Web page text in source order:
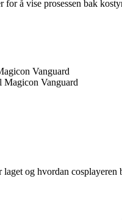
å vise prosessen bak
Vanguard
Magicon Vanguard
og hvordan